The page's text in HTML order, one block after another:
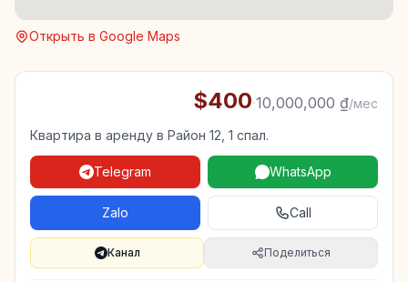
Открыть в Google Maps
$400·10,000,000 ₫/мес
Квартира в аренду в Район 12, 1 спал.
Telegram WhatsApp
Zalo Call
Канал Поделиться